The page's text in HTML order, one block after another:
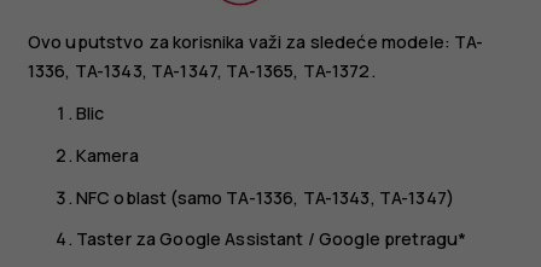
Ovo uputstvo za korisnika važi za sledeće modele: TA-
1336, TA-1343, TA-1347, TA-1365, TA-1372.
Blic
Kamera
NFC oblast (samo TA-1336, TA-1343, TA-1347)
Taster za Google Assistant / Google pretragu*